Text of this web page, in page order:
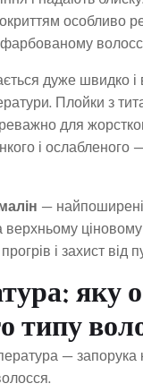
особливо
дуже швидко
Плойки з
для
і ослабленого
—
ціновому
і захист від
яку
типу
— запорука